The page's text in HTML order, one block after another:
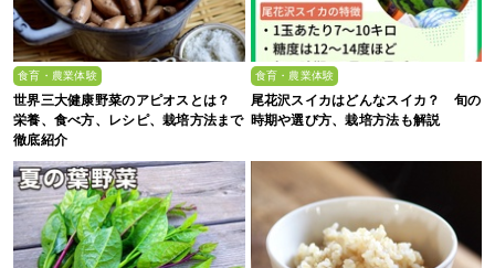
食育・農業体験
世界三大健康野菜のアピオスとは？
栄養、食べ方、レシピ、栽培方法まで
徹底紹介
食育・農業体験
尾花沢スイカはどんなスイカ？ 旬の
時期や選び方、栽培方法も解説